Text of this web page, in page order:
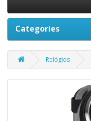
Categories
Relógios